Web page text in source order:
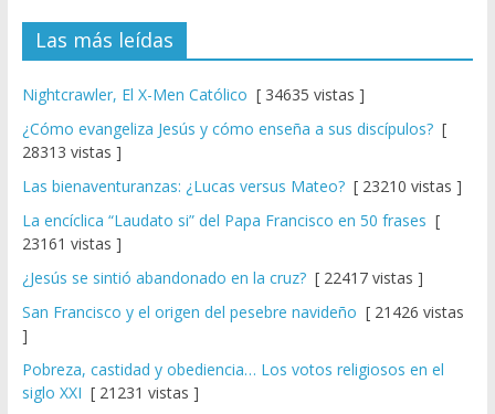
Las más leídas
Nightcrawler, El X-Men Católico [ 34635 vistas ]
¿Cómo evangeliza Jesús y cómo enseña a sus discípulos?[
28313 vistas ]
Las bienaventuranzas: ¿Lucas versus Mateo?[ 23210 vistas ]
La encíclica “Laudato si” del Papa Francisco en 50 frases [
23161 vistas ]
¿Jesús se sintió abandonado en la cruz?[ 22417 vistas ]
San Francisco y el origen del pesebre navideño [ 21426 vistas
]
Pobreza, castidad y obediencia… Los votos religiosos en el
siglo XXI [ 21231 vistas ]